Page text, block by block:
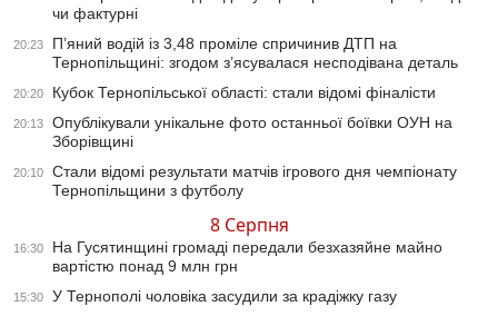
чи фактурні
20:23
П’яний водій із 3,48 проміле спричинив ДТП на
Тернопільщині: згодом з’ясувалася несподівана деталь
20:20 Кубок Тернопільської області: стали відомі фіналісти
20:13
Опублікували унікальне фото останньої боївки ОУН на
Зборівщині
20:10
Стали відомі результати матчів ігрового дня чемпіонату
Тернопільщини з футболу
8 Серпня
16:30
На Гусятинщині громаді передали безхазяйне майно
вартістю понад 9 млн грн
15:30 У Тернополі чоловіка засудили за крадіжку газу